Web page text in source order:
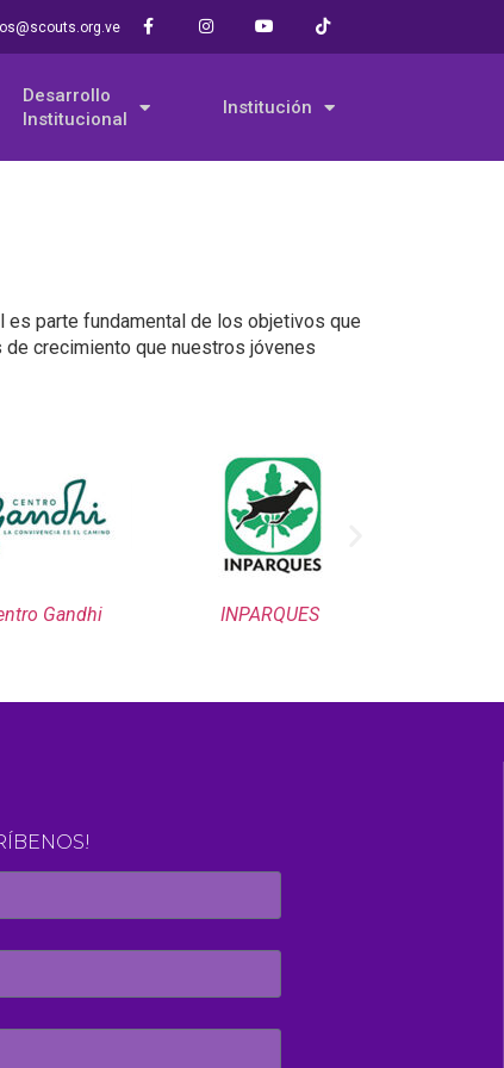
Desarrollo
Institucional
Institución
es parte fundamental de los objetivos que
crecimiento que nuestros jóvenes
Gandhi INPARQUES